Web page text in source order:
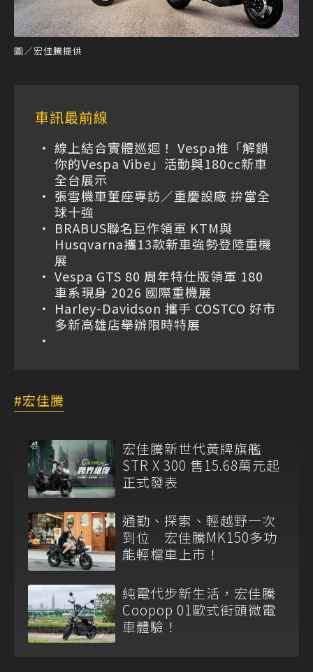
圖／宏佳騰提供
車訊最前線
線上結合實體巡迴！ Vespa推「解鎖
你的Vespa Vibe」活動與180cc新車
全台展示
張雪機車董座專訪／重慶設廠 拚當全
球十強
BRABUS聯名巨作領軍 KTM與
Husqvarna攜13款新車強勢登陸重機
展
Vespa GTS 80 周年特仕版領軍 180
車系現身 2026 國際重機展
Harley-Davidson 攜手 COSTCO 好市
多新高雄店舉辦限時特展
宏佳騰
宏佳騰新世代黃牌旗艦
STR X 300 售15.68萬元起
正式發表
通勤、探索、輕越野一次
到位 宏佳騰MK150多功
能輕檔車上市！
純電代步新生活，宏佳騰
Coopop 01歐式街頭微電
車體驗！